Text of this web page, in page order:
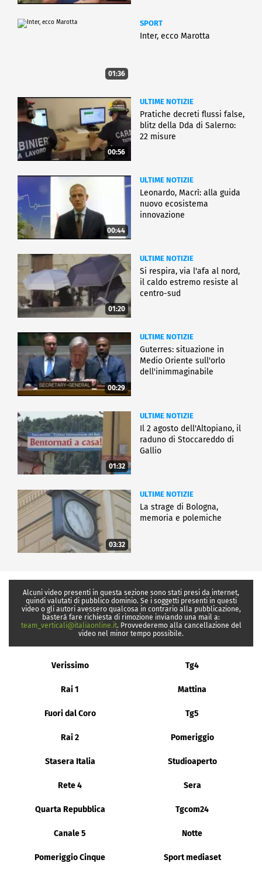
01:36
SPORT
Inter, ecco Marotta
00:56
ULTIME NOTIZIE
Pratiche decreti flussi false,
blitz della Dda di Salerno:
22 misure
00:44
ULTIME NOTIZIE
Leonardo, Macrì: alla guida
nuovo ecosistema
innovazione
01:20
ULTIME NOTIZIE
Si respira, via l'afa al nord,
il caldo estremo resiste al
centro-sud
00:29
ULTIME NOTIZIE
Guterres: situazione in
Medio Oriente sull'orlo
dell'inimmaginabile
01:32
ULTIME NOTIZIE
Il 2 agosto dell'Altopiano, il
raduno di Stoccareddo di
Gallio
03:32
ULTIME NOTIZIE
La strage di Bologna,
memoria e polemiche
Alcuni video presenti in questa sezione sono stati presi da internet,
quindi valutati di pubblico dominio. Se i soggetti presenti in questi
video o gli autori avessero qualcosa in contrario alla pubblicazione,
basterà fare richiesta di rimozione inviando una mail a:
team_verticali@italiaonline.it. Provvederemo alla cancellazione del
video nel minor tempo possibile.
Verissimo Tg4
Rai 1 Mattina
Fuori dal Coro Tg5
Rai 2 Pomeriggio
Stasera Italia Studioaperto
Rete 4 Sera
Quarta Repubblica Tgcom24
Canale 5 Notte
Pomeriggio Cinque Sport mediaset